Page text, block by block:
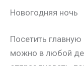
Новогодняя ночь
Посетить
можно в любой